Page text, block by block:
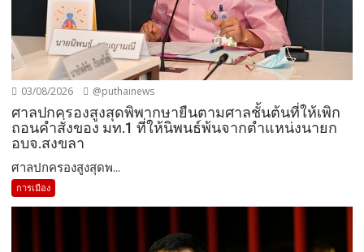
03/08/2026 @puthainews
ศาลปกครองสูงสุดพิพากษายืนตามศาลชั้นต้นที่ให้เพิก
ถอนคำสั่งของ มท.1 ที่ให้นิพนธ์พ้นจากตำแหน่งนายก
อบจ.สงขลา
ศาลปกครองสูงสุดพ...
การเมือง